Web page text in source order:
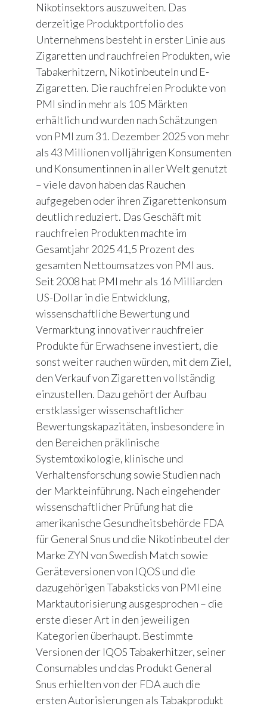
Nikotinsektors auszuweiten. Das
derzeitige Produktportfolio des
Unternehmens besteht in erster Linie aus
Zigaretten und rauchfreien Produkten, wie
Tabakerhitzern, Nikotinbeuteln und E-
Zigaretten. Die rauchfreien Produkte von
PMI sind in mehr als 105 Märkten
erhältlich und wurden nach Schätzungen
von PMI zum 31. Dezember 2025 von mehr
als 43 Millionen volljährigen Konsumenten
und Konsumentinnen in aller Welt genutzt
– viele davon haben das Rauchen
aufgegeben oder ihren Zigarettenkonsum
deutlich reduziert. Das Geschäft mit
rauchfreien Produkten machte im
Gesamtjahr 2025 41,5 Prozent des
gesamten Nettoumsatzes von PMI aus.
Seit 2008 hat PMI mehr als 16 Milliarden
US-Dollar in die Entwicklung,
wissenschaftliche Bewertung und
Vermarktung innovativer rauchfreier
Produkte für Erwachsene investiert, die
sonst weiter rauchen würden, mit dem Ziel,
den Verkauf von Zigaretten vollständig
einzustellen. Dazu gehört der Aufbau
erstklassiger wissenschaftlicher
Bewertungskapazitäten, insbesondere in
den Bereichen präklinische
Systemtoxikologie, klinische und
Verhaltensforschung sowie Studien nach
der Markteinführung. Nach eingehender
wissenschaftlicher Prüfung hat die
amerikanische Gesundheitsbehörde FDA
für General Snus und die Nikotinbeutel der
Marke ZYN von Swedish Match sowie
Geräteversionen von IQOS und die
dazugehörigen Tabaksticks von PMI eine
Marktautorisierung ausgesprochen – die
erste dieser Art in den jeweiligen
Kategorien überhaupt. Bestimmte
Versionen der IQOS Tabakerhitzer, seiner
Consumables und das Produkt General
Snus erhielten von der FDA auch die
ersten Autorisierungen als Tabakprodukt